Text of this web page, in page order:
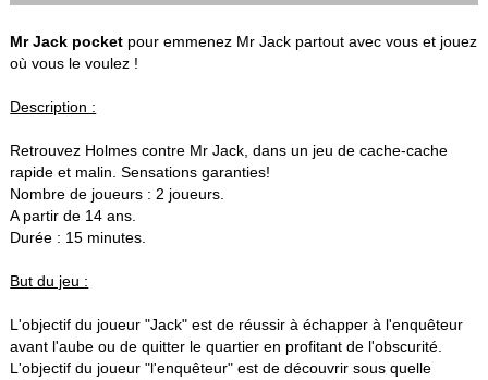
Mr Jack pocket pour emmenez Mr Jack partout avec vous et jouez
où vous le voulez !
Description :
Retrouvez Holmes contre Mr Jack, dans un jeu de cache-cache
rapide et malin. Sensations garanties!
Nombre de joueurs : 2 joueurs.
A partir de 14 ans.
Durée : 15 minutes.
But du jeu :
L'objectif du joueur "Jack" est de réussir à échapper à l'enquêteur
avant l'aube ou de quitter le quartier en profitant de l'obscurité.
L'objectif du joueur "l'enquêteur" est de découvrir sous quelle